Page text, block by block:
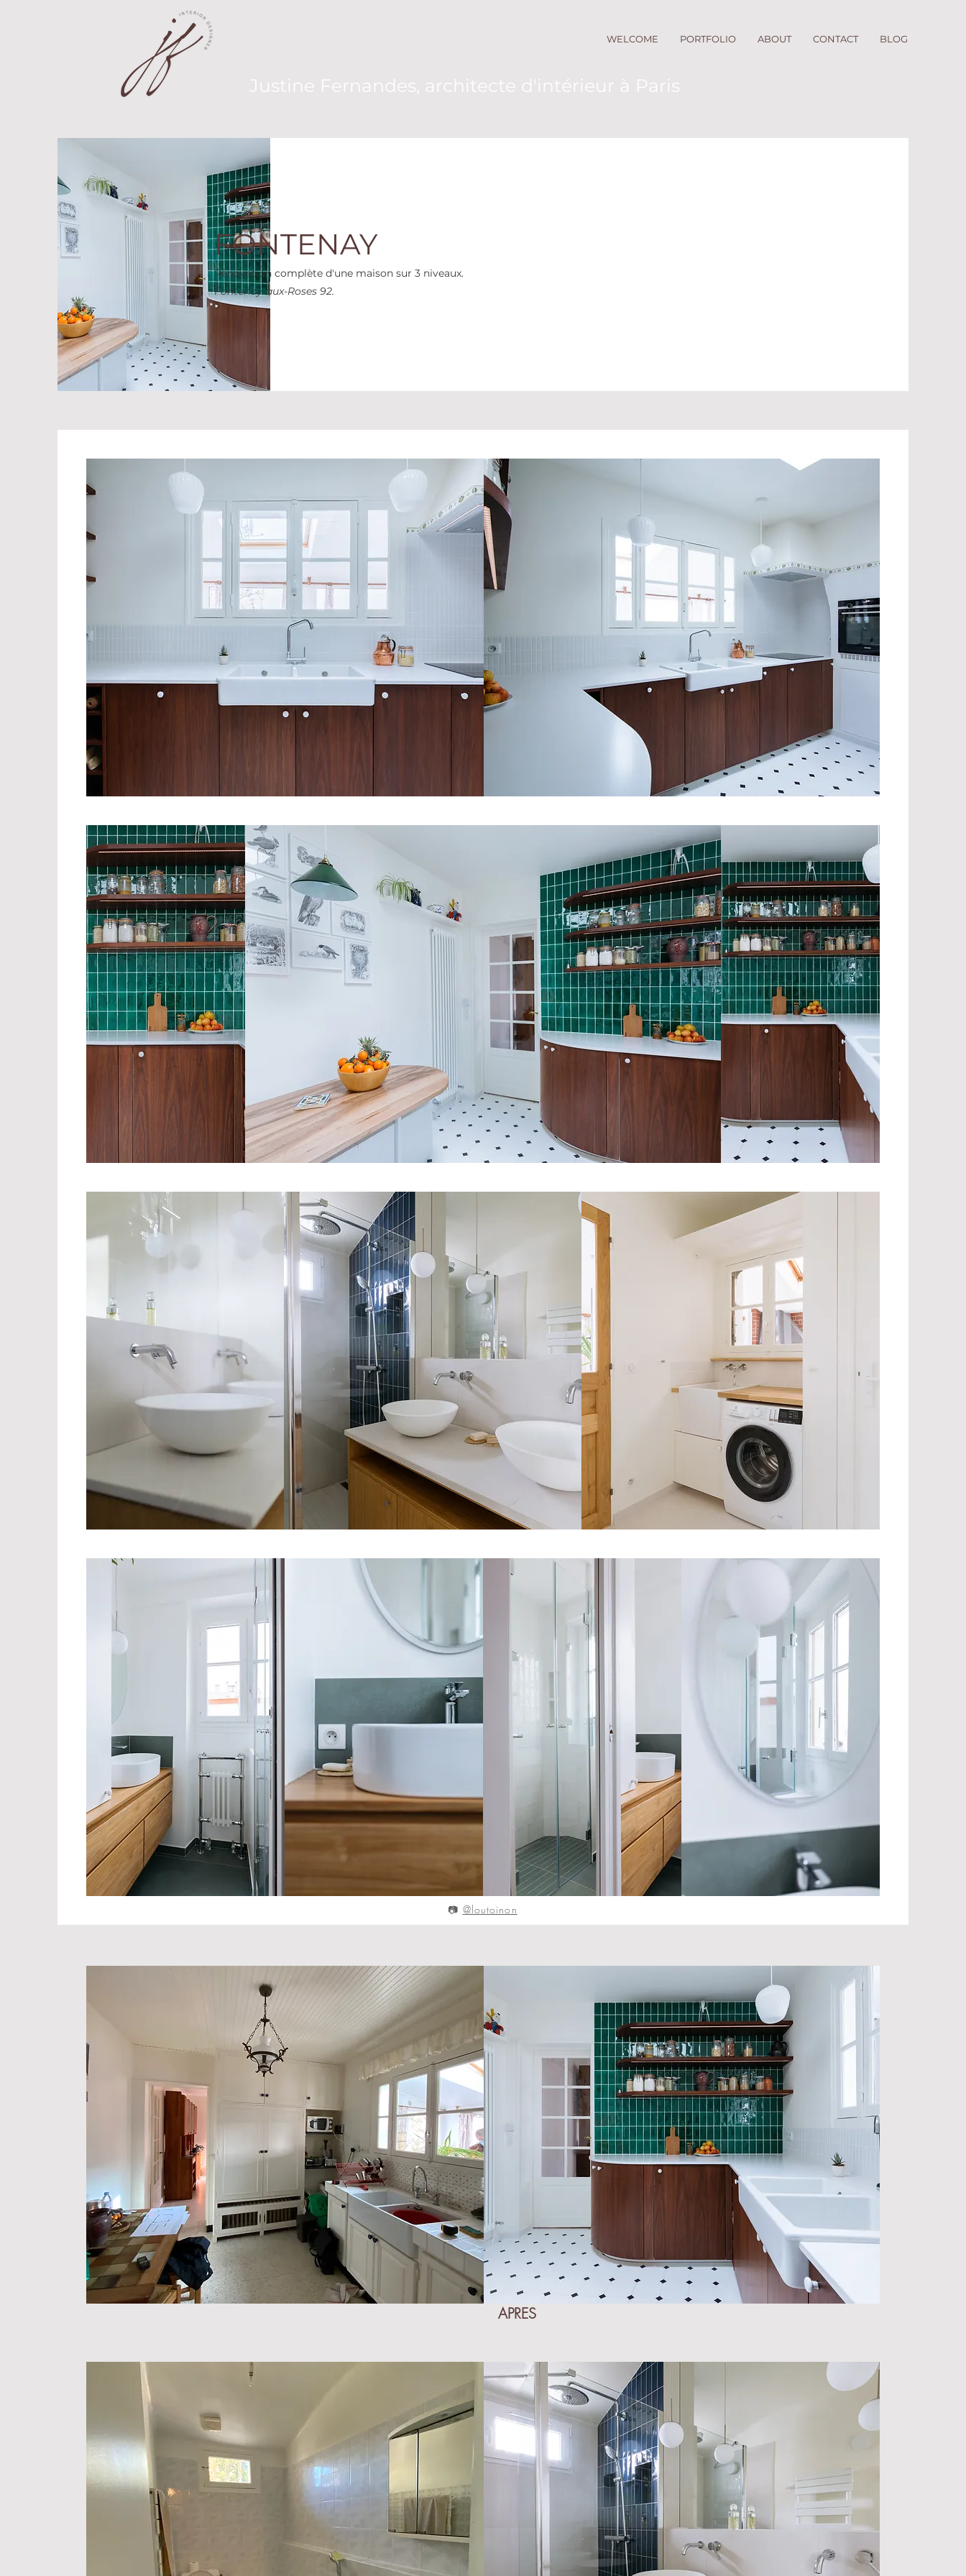
WELCOME PORTFOLIO ABOUT CONTACT BLOG
Justine Fernandes, architecte d'intérieur à Paris
FONTENAY
Rénovation complète d'une maison sur 3 niveaux.
Fontenay-aux-Roses 92.
📷 @loutoinon
APRES